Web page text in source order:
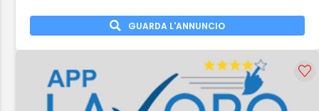
GUARDA L'ANNUNCIO